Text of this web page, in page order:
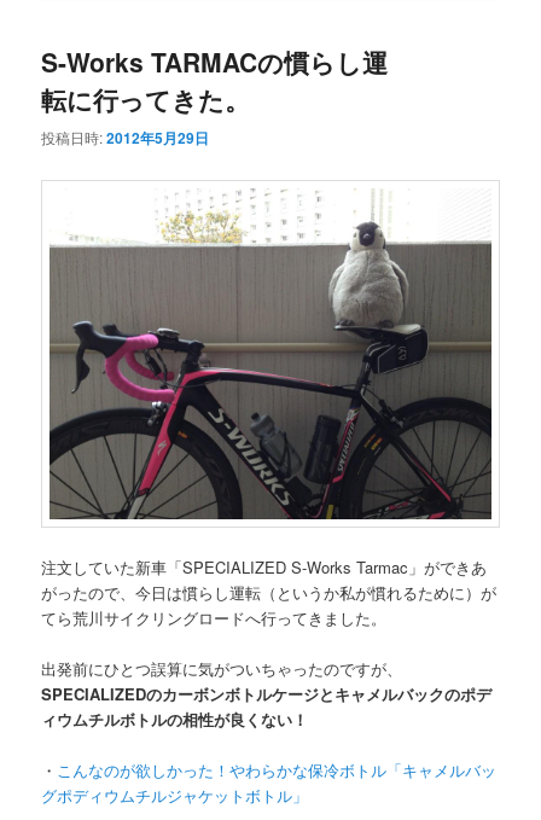
S-Works TARMACの慣らし運
転に行ってきた。
投稿日時:2012年5月29日
注文していた新車「SPECIALIZED S-Works Tarmac」ができあ
がったので、今日は慣らし運転（というか私が慣れるために）が
てら荒川サイクリングロードへ行ってきました。
出発前にひとつ誤算に気がついちゃったのですが、
SPECIALIZEDのカーボンボトルケージとキャメルバックのポデ
ィウムチルボトルの相性が良くない！
・ こんなのが欲しかった！やわらかな保冷ボトル「キャメルバッ
グポディウムチルジャケットボトル」